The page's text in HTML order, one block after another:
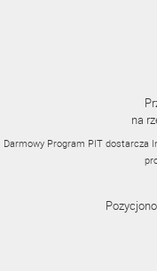
na
Darmowy Program PIT dostarcza